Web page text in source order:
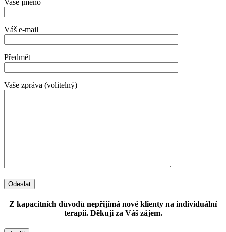
Váš e-mail
Předmět
Vaše zpráva (volitelný)
Odeslat
Z kapacitních důvodů nepřijímá nové klienty na individuální
terapii. Děkuji za Váš zájem.